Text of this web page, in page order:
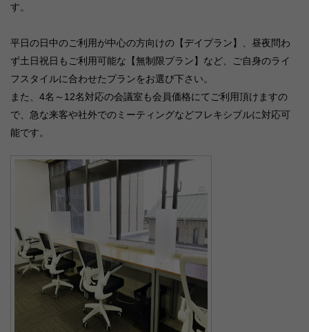
す。
平日の日中のご利用が中心の方向けの【デイプラン】、昼夜問わ
ず土日祝日もご利用可能な【無制限プラン】など、ご自身のライ
フスタイルに合わせたプランをお選び下さい。
また、4名～12名対応の会議室も会員価格にてご利用頂けますの
で、急な来客や社外でのミーティングなどフレキシブルに対応可
能です。